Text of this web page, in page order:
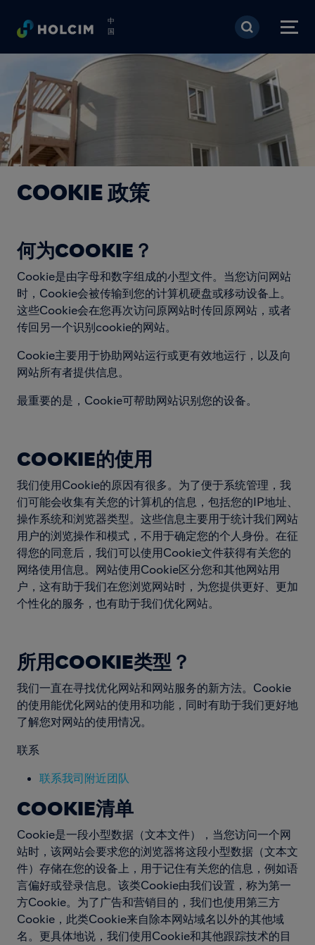
跳转到主要内容
中
国
COOKIE 政策
何为COOKIE？
Cookie是由字母和数字组成的小型文件。当您访问网站
时，Cookie会被传输到您的计算机硬盘或移动设备上。
这些Cookie会在您再次访问原网站时传回原网站，或者
传回另一个识别cookie的网站。
Cookie主要用于协助网站运行或更有效地运行，以及向
网站所有者提供信息。
最重要的是，Cookie可帮助网站识别您的设备。
COOKIE的使用
我们使用Cookie的原因有很多。为了便于系统管理，我
们可能会收集有关您的计算机的信息，包括您的IP地址、
操作系统和浏览器类型。这些信息主要用于统计我们网站
用户的浏览操作和模式，不用于确定您的个人身份。在征
得您的同意后，我们可以使用Cookie文件获得有关您的
网络使用信息。网站使用Cookie区分您和其他网站用
户，这有助于我们在您浏览网站时，为您提供更好、更加
个性化的服务，也有助于我们优化网站。
所用COOKIE类型？
我们一直在寻找优化网站和网站服务的新方法。Cookie
的使用能优化网站的使用和功能，同时有助于我们更好地
了解您对网站的使用情况。
联系
联系我司附近团队
COOKIE清单
Cookie是一段小型数据（文本文件），当您访问一个网
站时，该网站会要求您的浏览器将这段小型数据（文本文
件）存储在您的设备上，用于记住有关您的信息，例如语
言偏好或登录信息。该类Cookie由我们设置，称为第一
方Cookie。为了广告和营销目的，我们也使用第三方
Cookie，此类Cookie来自除本网站域名以外的其他域
名。更具体地说，我们使用Cookie和其他跟踪技术的目